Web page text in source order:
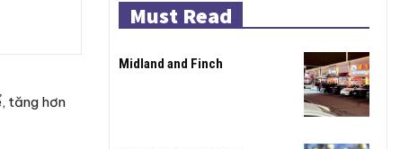
tăng hơn
Must Read
Midland and Finch